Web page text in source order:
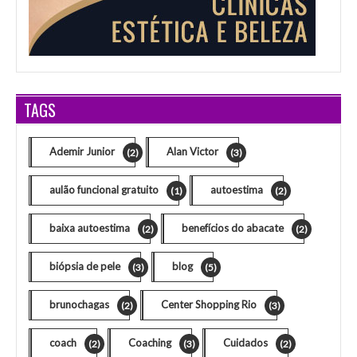
TAGS
Ademir Junior (2) Alan Victor (3)
aulão funcional gratuito (1) autoestima (2)
baixa autoestima (2) benefícios do abacate (2)
biópsia de pele (3) blog (5)
brunochagas (2) Center Shopping Rio (3)
coach (2) Coaching (3) Cuidados (2)